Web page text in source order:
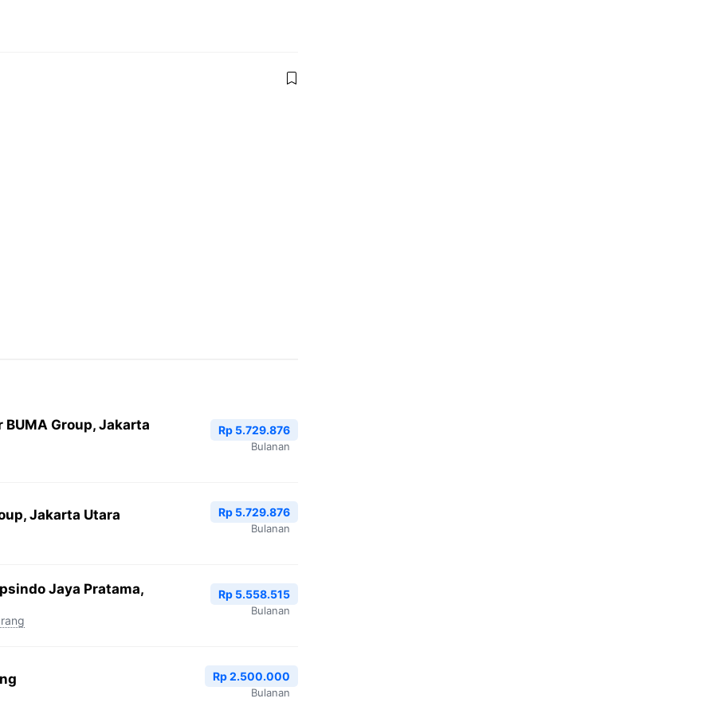
Group, Jakarta
Rp 5.729.876
Bulanan
Jakarta Utara Rp 5.729.876
Bulanan
Jaya Pratama,
Rp 5.558.515
Bulanan
Rp 2.500.000
Bulanan